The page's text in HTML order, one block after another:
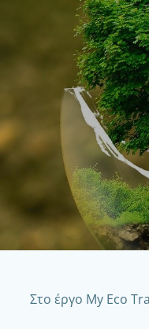
Στο έργο My Eco